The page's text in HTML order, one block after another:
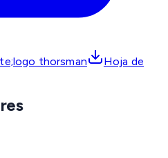
thorsman
Hoja de